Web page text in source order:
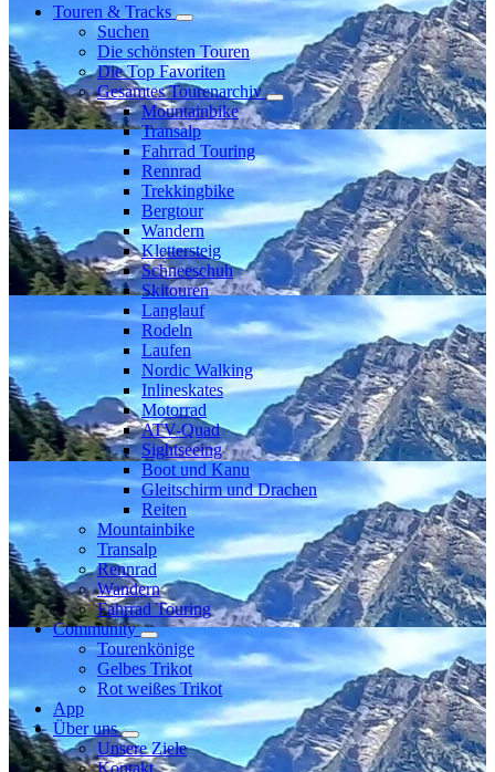
Touren & Tracks
Suchen
Die schönsten Touren
Die Top Favoriten
Gesamtes Tourenarchiv
Mountainbike
Transalp
Fahrrad Touring
Rennrad
Trekkingbike
Bergtour
Wandern
Klettersteig
Schneeschuh
Skitouren
Langlauf
Rodeln
Laufen
Nordic Walking
Inlineskates
Motorrad
ATV-Quad
Sightseeing
Boot und Kanu
Gleitschirm und Drachen
Reiten
Mountainbike
Transalp
Rennrad
Wandern
Fahrrad Touring
Community
Tourenkönige
Gelbes Trikot
Rot weißes Trikot
App
Über uns
Unsere Ziele
Kontakt